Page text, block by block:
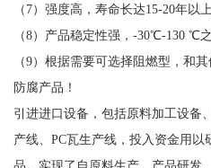
（7）强度高，寿命长达15-20年以
（8）产品稳定性强，-30℃-130 ℃
（9）根据需要可选择阻燃型，和
防腐产品！
引进进口设备，包括原料加工设备
产线、PC瓦生产线，投入资金用